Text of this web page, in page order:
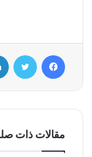
فيسبوك
مقالات ذات